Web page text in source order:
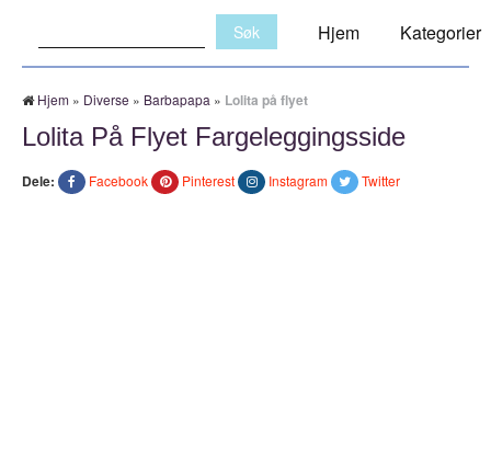
Hjem Kategorier
Hjem » Diverse » Barbapapa » Lolita på flyet
Lolita På Flyet Fargeleggingsside
Dele: Facebook Pinterest Instagram Twitter